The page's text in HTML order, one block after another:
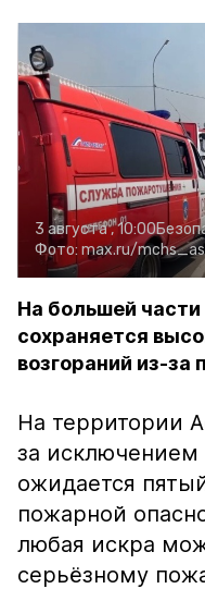
3 августа , 10:00
Фото: max.ru/
На большей части
сохраняется
возгораний из-за
На территории
за исключением
ожидается
пожарной
любая искра
серьёзному